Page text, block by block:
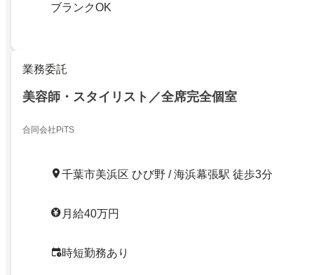
ブランクOK
業務委託
美容師・スタイリスト／全席完全個室
合同会社PiTS
千葉市美浜区 ひび野 / 海浜幕張駅 徒歩3分
月給40万円
時短勤務あり